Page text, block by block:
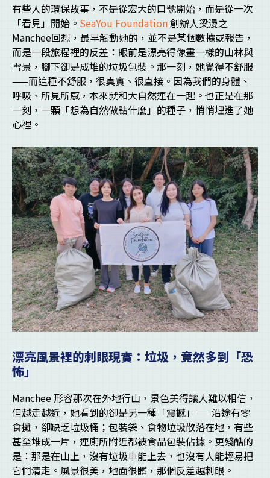
有些人的環保故事，不是從宏大的口號開始，而是從一次
「看見」開始。 SeaYou Foundation創辦人梁漫之
Manchee回想，最早觸動她的，並不是某個數據或報告，
而是一段旅程裡的反差：眼前是漂亮得像畫一樣的山林與
雪景，腳下卻是成堆的垃圾包裝。那一刻，她覺得不舒服
——而這種不舒服，很真實、很直接。因為我們的身體、
呼吸、所見所感，本來就和大自然連在一起。也正是在那
一刻，一顆「想為自然做點什麼」的種子，悄悄埋進了她
心裡。
漂亮風景裡的刺眼現實：垃圾，竟然多到「恐
怖」
Manchee 形容那次在外地行山，景色美得讓人難以相信，
但越走越近，她看到的卻是另一種「震撼」——沿途有零
食攤，卻缺乏垃圾桶；包裝袋、食物垃圾散落在地，有些
甚至堆成一片，連廁所附近都被食品包裝佔據。更殘酷的
是：那是在山上，沒有垃圾車能上去，也沒有人能輕易把
它們清走。風景很美，地面很髒，那個反差越刺眼。